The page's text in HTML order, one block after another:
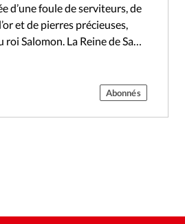
d’une foule de serviteurs, de
et de pierres précieuses,
Salomon. La Reine de Saba
Abonnés